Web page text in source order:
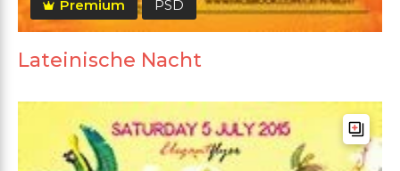
Premium PSD
Lateinische Nacht